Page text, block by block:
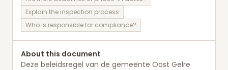
Explain the inspection process
Who is responsible for compliance?
About this document
Deze beleidsregel van de gemeente Oost Gelre